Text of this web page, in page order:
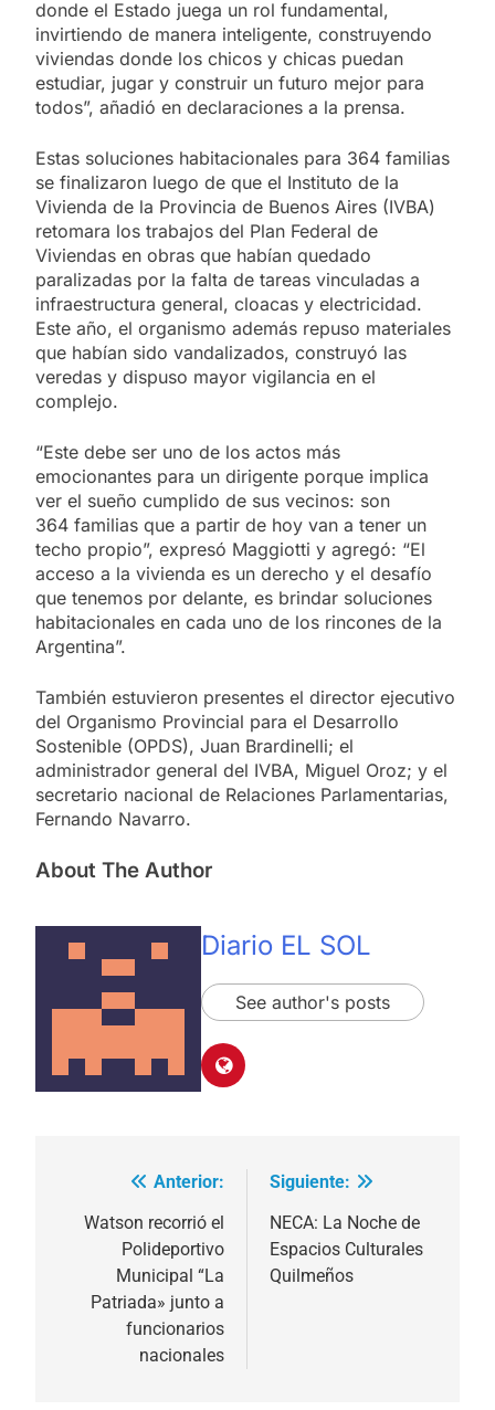
donde el Estado juega un rol fundamental,
invirtiendo de manera inteligente, construyendo
viviendas donde los chicos y chicas puedan
estudiar, jugar y construir un futuro mejor para
todos”, añadió en declaraciones a la prensa.
Estas soluciones habitacionales para 364 familias
se finalizaron luego de que el Instituto de la
Vivienda de la Provincia de Buenos Aires (IVBA)
retomara los trabajos del Plan Federal de
Viviendas en obras que habían quedado
paralizadas por la falta de tareas vinculadas a
infraestructura general, cloacas y electricidad.
Este año, el organismo además repuso materiales
que habían sido vandalizados, construyó las
veredas y dispuso mayor vigilancia en el
complejo.
“Este debe ser uno de los actos más
emocionantes para un dirigente porque implica
ver el sueño cumplido de sus vecinos: son
364 familias que a partir de hoy van a tener un
techo propio”, expresó Maggiotti y agregó: “El
acceso a la vivienda es un derecho y el desafío
que tenemos por delante, es brindar soluciones
habitacionales en cada uno de los rincones de la
Argentina”.
También estuvieron presentes el director ejecutivo
del Organismo Provincial para el Desarrollo
Sostenible (OPDS), Juan Brardinelli; el
administrador general del IVBA, Miguel Oroz; y el
secretario nacional de Relaciones Parlamentarias,
Fernando Navarro.
About The Author
Diario EL SOL
See author's posts
Navegación
de
entradas
Anterior:
Watson recorrió el
Polideportivo
Municipal “La
Patriada» junto a
funcionarios
nacionales
Siguiente:
NECA: La Noche de
Espacios Culturales
Quilmeños